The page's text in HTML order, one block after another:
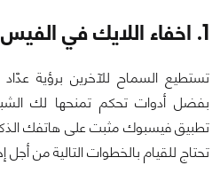
1. اخفاء اللايك في الفيس بوك عبر الهاتف
تستطيع السماح للآخرين برؤية
بفضل أدوات تحكم تمنحها لك
تطبيق فيسبوك مثبت على هاتفك
تحتاج للقيام بالخطوات التالية من